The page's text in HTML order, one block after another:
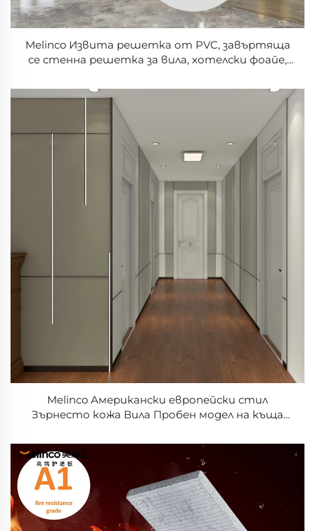
Melinco Извита решетка от PVC, завъртяща
се стенна решетка за вила, хотелски фоайе,
решетка за стена
Melinco Американски европейски стил
Зърнесто кожа Вила Пробен модел на къща
от бамбуково влакно Плоска стена Панел